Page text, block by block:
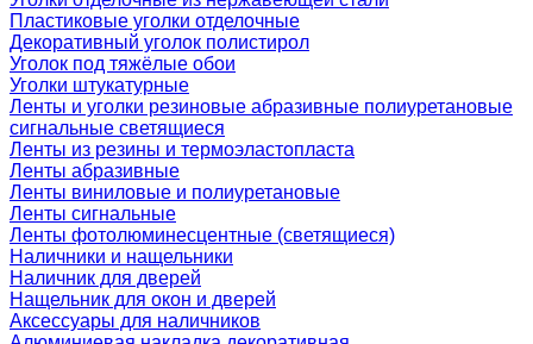
Пластиковые уголки отделочные
Декоративный уголок полистирол
Уголок под тяжёлые обои
Уголки штукатурные
Ленты и уголки резиновые абразивные полиуретановые
сигнальные светящиеся
Ленты из резины и термоэластопласта
Ленты абразивные
Ленты виниловые и полиуретановые
Ленты сигнальные
Ленты фотолюминесцентные (светящиеся)
Наличники и нащельники
Наличник для дверей
Нащельник для окон и дверей
Аксессуары для наличников